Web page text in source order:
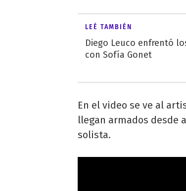
LEÉ TAMBIÉN
Diego Leuco enfrentó
con Sofía Gonet
En el video se ve al
llegan armados desde
solista.